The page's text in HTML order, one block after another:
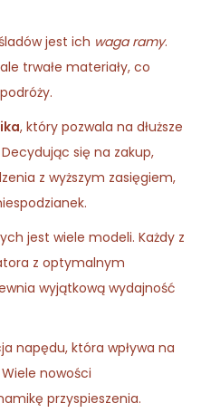
jest ich waga ramy.
trwałe materiały, co
, który pozwala na dłuższe
się na zakup,
z wyższym zasięgiem,
jest wiele modeli. Każdy z
z optymalnym
wyjątkową wydajność
napędu, która wpływa na
nowości
przyspieszenia.